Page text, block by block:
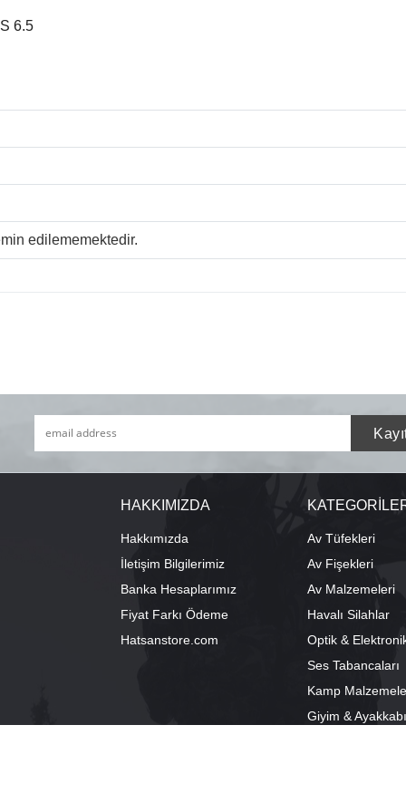
6.5
edilememektedir.
HAKKIMIZDA
Hakkımızda
İletişim Bilgilerimiz
Banka Hesaplarımız
Fiyat Farkı Ödeme
Hatsanstore.com
Av Tüfekleri
Av Fişekleri
Av Malzemeleri
Havalı Silahlar
Optik &
Ses Tabancaları
Kamp
Giyim &